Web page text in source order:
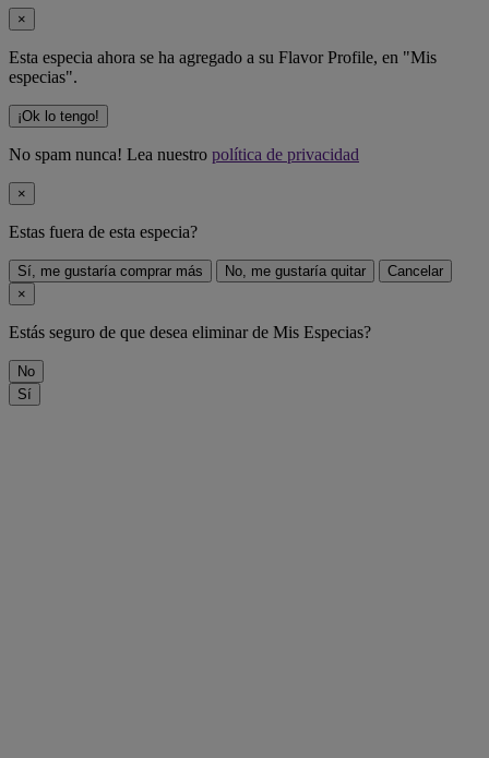
×
Esta especia ahora se ha agregado a su Flavor Profile, en "Mis
especias".
¡Ok lo tengo!
No spam nunca! Lea nuestro política de privacidad
×
Estas fuera de esta especia?
Sí, me gustaría comprar más No, me gustaría quitar
Cancelar
×
Estás seguro de que desea eliminarde Mis Especias?
No
Sí